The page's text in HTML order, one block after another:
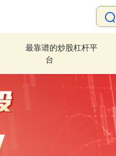
最靠谱的炒股杠杆平
台